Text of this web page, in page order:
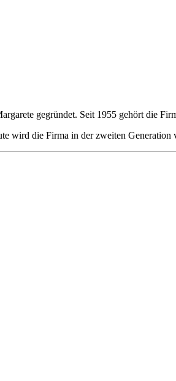
gegründet. Seit 1955 gehört die
wird die Firma in der zweiten